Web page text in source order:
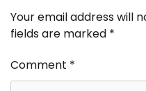
Your email address will
fields are marked *
Comment *